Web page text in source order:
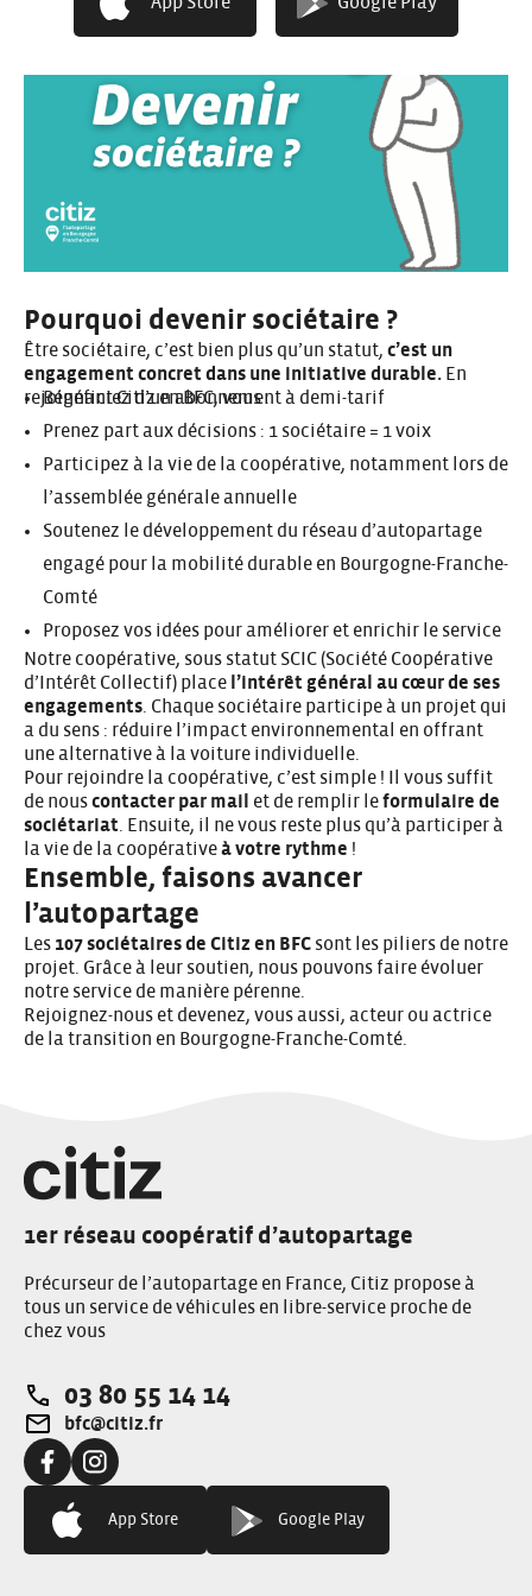
Pourquoi devenir sociétaire ?
Être sociétaire, c’est bien plus qu’un statut, c’est un
engagement concret dans une initiative durable. En
rejoignant Citiz en BFC, vous :
Bénéficiez d’un abonnement à demi-tarif
Prenez part aux décisions : 1 sociétaire = 1 voix
Participez à la vie de la coopérative, notamment lors de
l’assemblée générale annuelle
Soutenez le développement du réseau d’autopartage
engagé pour la mobilité durable en Bourgogne-Franche-
Comté
Proposez vos idées pour améliorer et enrichir le service
Notre coopérative, sous statut SCIC (Société Coopérative
d’Intérêt Collectif) place l’intérêt général au cœur de ses
engagements . Chaque sociétaire participe à un projet qui
a du sens : réduire l’impact environnemental en offrant
une alternative à la voiture individuelle.
Pour rejoindre la coopérative, c’est simple ! Il vous suffit
de nouscontacter par mail et de remplir leformulaire de
sociétariat . Ensuite, il ne vous reste plus qu’à participer à
la vie de la coopérativeà votre rythme !
Ensemble, faisons avancer
l’autopartage
Les 107 sociétaires de Citiz en BFC sont les piliers de notre
projet. Grâce à leur soutien, nous pouvons faire évoluer
notre service de manière pérenne.
Rejoignez-nous et devenez, vous aussi, acteur ou actrice
de la transition en Bourgogne-Franche-Comté.
1er réseau coopératif d’autopartage
Précurseur de l’autopartage en France, Citiz propose à
tous un service de véhicules en libre-service proche de
chez vous
Téléphone:
03 80 55 14 14
Adresse e-mail:
bfc@citiz.fr
Facebook:Instagram:
App Store Google Play